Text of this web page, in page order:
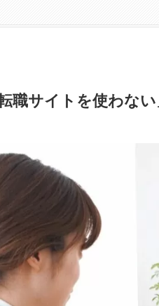
職サイトを使わな